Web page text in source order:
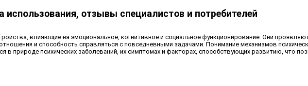
отзывы специалистов и потребителей
влияющие на эмоциональное, когнитивное и социальное функционирование. Они
и способность справляться с повседневными задачами. Понимание механизмов
в природе психических заболеваний, их симптомах и факторах, способствующих развитию, что